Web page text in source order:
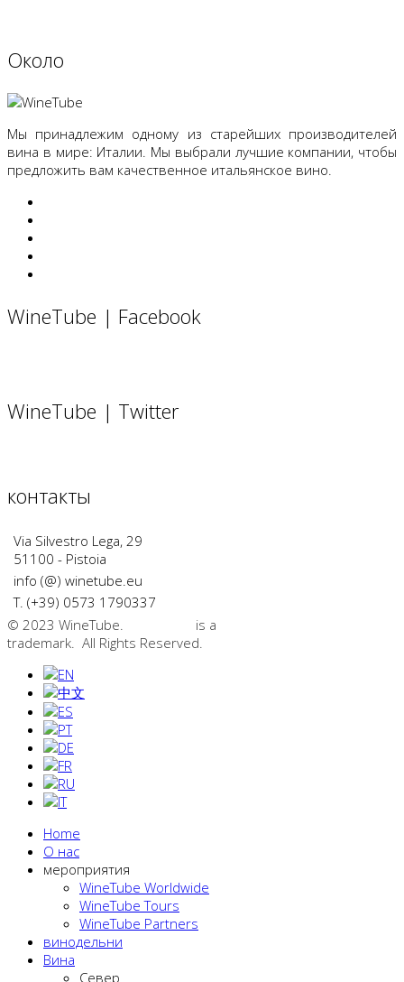
Oколо
Мы принадлежим одному из старейших производителей
вина в мире: Италии. Мы выбрали лучшие компании, чтобы
предложить вам качественное итальянское вино.
WineTube | Facebook
WineTube | Twitter
контакты
Via Silvestro Lega, 29
51100 - Pistoia
info (@) winetube.eu
T. (+39) 0573 1790337
© 2023 WineTube.
is a
trademark. All Rights Reserved.
Home
О нас
мероприятия
WineTube Worldwide
WineTube Tours
WineTube Partners
винодельни
Вина
Cевер